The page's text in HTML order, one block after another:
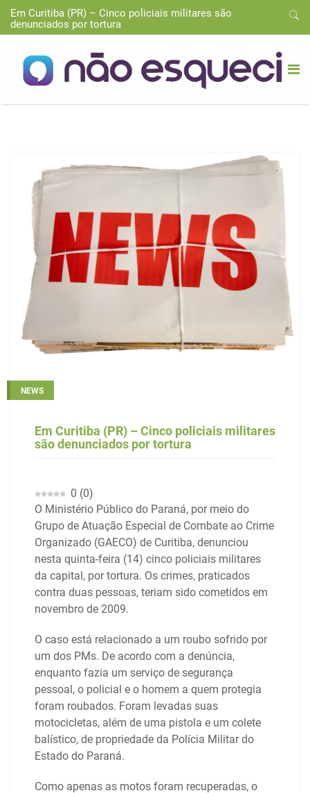
Em Curitiba (PR) – Cinco policiais militares são
denunciados por tortura
NEWS
Em Curitiba (PR) – Cinco policiais militares
são denunciados por tortura
0 (0)
O Ministério Público do Paraná, por meio do
Grupo de Atuação Especial de Combate ao Crime
Organizado (GAECO) de Curitiba, denunciou
nesta quinta-feira (14) cinco policiais militares
da capital, por tortura. Os crimes, praticados
contra duas pessoas, teriam sido cometidos em
novembro de 2009.
O caso está relacionado a um roubo sofrido por
um dos PMs. De acordo com a denúncia,
enquanto fazia um serviço de segurança
pessoal, o policial e o homem a quem protegia
foram roubados. Foram levadas suas
motocicletas, além de uma pistola e um colete
balístico, de propriedade da Polícia Militar do
Estado do Paraná.
Como apenas as motos foram recuperadas, o